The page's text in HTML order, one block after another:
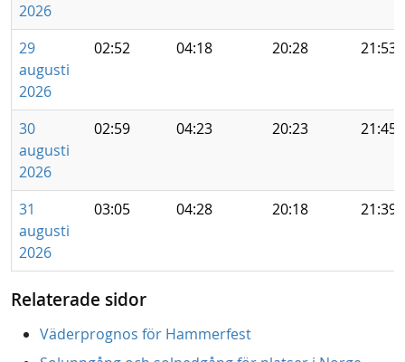
2026
29
augusti
2026
02:52 04:18 20:28 21:53
30
augusti
2026
02:59 04:23 20:23 21:45
31
augusti
2026
03:05 04:28 20:18 21:39
Relaterade sidor
Väderprognos för Hammerfest